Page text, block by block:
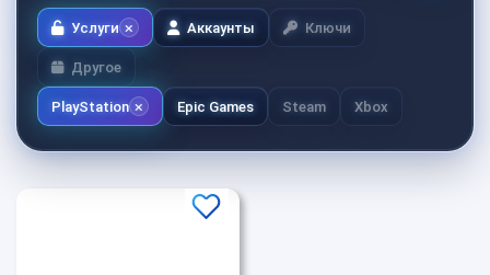
Услуги Аккаунты Ключи
Другое
PlayStation Epic Games Steam Xbox